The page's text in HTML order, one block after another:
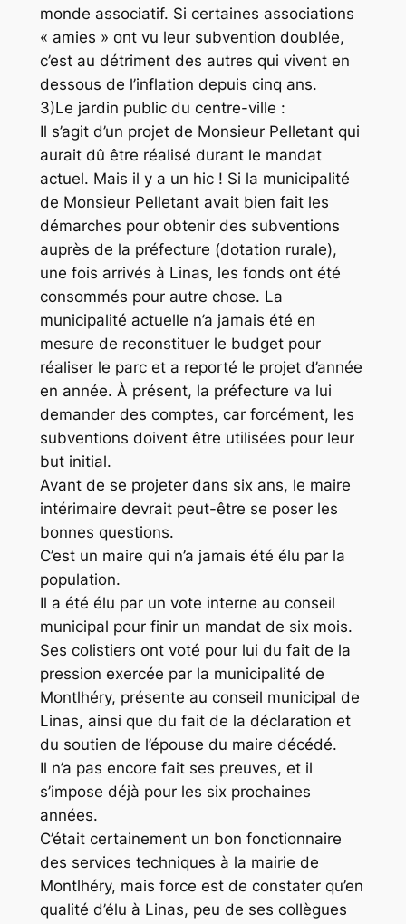
monde associatif. Si certaines associations
« amies » ont vu leur subvention doublée,
c’est au détriment des autres qui vivent en
dessous de l’inflation depuis cinq ans.
3)Le jardin public du centre-ville :
Il s’agit d’un projet de Monsieur Pelletant qui
aurait dû être réalisé durant le mandat
actuel. Mais il y a un hic ! Si la municipalité
de Monsieur Pelletant avait bien fait les
démarches pour obtenir des subventions
auprès de la préfecture (dotation rurale),
une fois arrivés à Linas, les fonds ont été
consommés pour autre chose. La
municipalité actuelle n’a jamais été en
mesure de reconstituer le budget pour
réaliser le parc et a reporté le projet d’année
en année. À présent, la préfecture va lui
demander des comptes, car forcément, les
subventions doivent être utilisées pour leur
but initial.
Avant de se projeter dans six ans, le maire
intérimaire devrait peut-être se poser les
bonnes questions.
C’est un maire qui n’a jamais été élu par la
population.
Il a été élu par un vote interne au conseil
municipal pour finir un mandat de six mois.
Ses colistiers ont voté pour lui du fait de la
pression exercée par la municipalité de
Montlhéry, présente au conseil municipal de
Linas, ainsi que du fait de la déclaration et
du soutien de l’épouse du maire décédé.
Il n’a pas encore fait ses preuves, et il
s’impose déjà pour les six prochaines
années.
C’était certainement un bon fonctionnaire
des services techniques à la mairie de
Montlhéry, mais force est de constater qu’en
qualité d’élu à Linas, peu de ses collègues